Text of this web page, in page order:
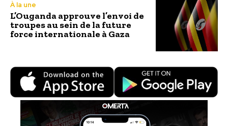
À la une
L’Ouganda approuve l’envoi de
troupes au sein de la future
force internationale à Gaza